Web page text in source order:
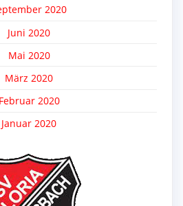
2020
Juni 2020
Mai 2020
März 2020
Februar 2020
Januar 2020